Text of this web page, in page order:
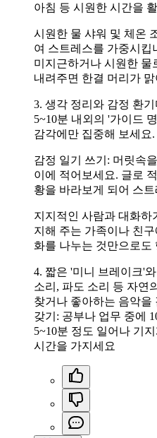
아침 등 시원한 시간을
시원한 물 샤워 및 체온
여 스트레스를 가중시킵
미지근하거나 시원한 물
내려주면 한결 머리가
3. 생각 정리와 감정 환
5~10분 내외의 '가이드
감각에만 집중해 보세요.
감정 일기 쓰기: 머릿속
이에 적어보세요. 글로
황을 바라보게 되어 스
지지적인 사람과 대화하
지해 주는 가족이나 친
화를 나누는 것만으로도
4. 짧은 '미니 브레이크'
소리, 파도 소리 등 자연
찾거나 좋아하는 음악을
갖기: 공부나 업무 중에
5~10분 정도 일어나 기
시간을 가지세요